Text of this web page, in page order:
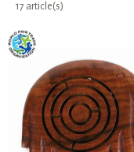
17 article(s)